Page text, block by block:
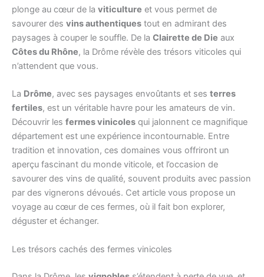
plonge au cœur de la viticulture et vous permet de
savourer des vins authentiques tout en admirant des
paysages à couper le souffle. De la Clairette de Die aux
Côtes du Rhône, la Drôme révèle des trésors viticoles qui
n’attendent que vous.
La Drôme, avec ses paysages envoûtants et ses terres
fertiles, est un véritable havre pour les amateurs de vin.
Découvrir les fermes vinicoles qui jalonnent ce magnifique
département est une expérience incontournable. Entre
tradition et innovation, ces domaines vous offriront un
aperçu fascinant du monde viticole, et l’occasion de
savourer des vins de qualité, souvent produits avec passion
par des vignerons dévoués. Cet article vous propose un
voyage au cœur de ces fermes, où il fait bon explorer,
déguster et échanger.
Les trésors cachés des fermes vinicoles